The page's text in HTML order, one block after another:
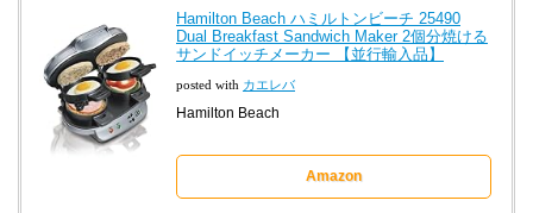
Hamilton Beach ハミルトンビーチ 25490
Dual Breakfast Sandwich Maker 2個分焼ける
サンドイッチメーカー 【並行輸入品】
posted with カエレバ
Hamilton Beach
Amazon